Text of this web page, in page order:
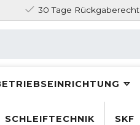
30 Tage Rückgaberecht
SCHLEIFTECHNIK SKF